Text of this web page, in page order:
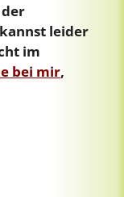
leider
im
bei mir,